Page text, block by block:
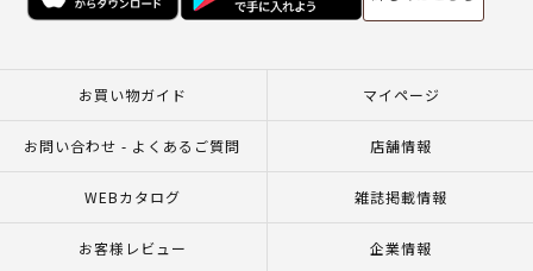
お買い物ガイド マイページ
お問い合わせ - よくあるご質問 店舗情報
WEBカタログ 雑誌掲載情報
お客様レビュー 企業情報